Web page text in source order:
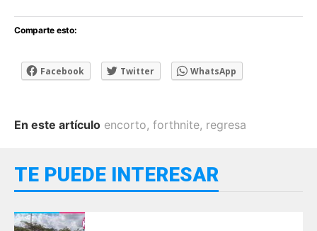
Comparte esto:
Facebook Twitter WhatsApp
En este artículo encorto, forthnite, regresa
TE PUEDE INTERESAR